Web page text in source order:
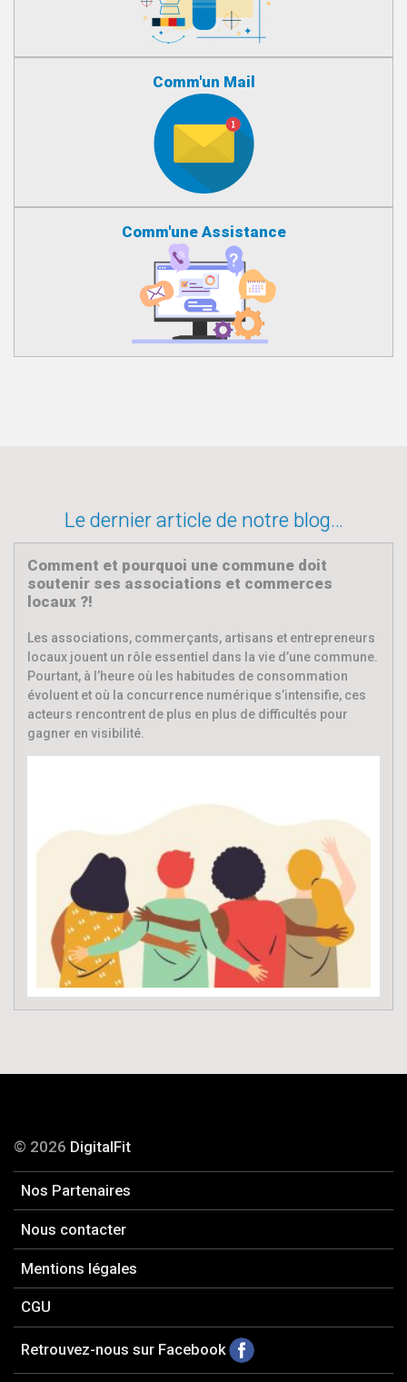
Comm'un Mail
Comm'une Assistance
Le dernier article de notre blog…
Comment et pourquoi une commune doit
soutenir ses associations et commerces
locaux ?!
Les associations, commerçants, artisans et entrepreneurs
locaux jouent un rôle essentiel dans la vie d’une commune.
Pourtant, à l’heure où les habitudes de consommation
évoluent et où la concurrence numérique s’intensifie, ces
acteurs rencontrent de plus en plus de difficultés pour
gagner en visibilité.
© 2026 DigitalFit
Nos Partenaires
Nous contacter
Mentions légales
CGU
Retrouvez-nous sur Facebook